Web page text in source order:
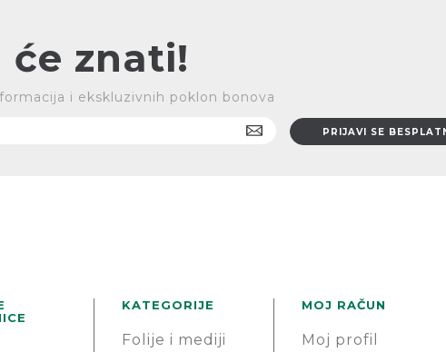
znati!
i ekskluzivnih poklon bonova
KATEGORIJE
Folije i mediji
MOJ RAČUN
Moj profil